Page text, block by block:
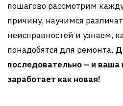
пошагово рассмотрим
причину, научимся
неисправностей и узнаем,
понадобятся для ремонта.
последовательно – и
заработает как новая!